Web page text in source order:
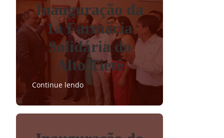
Inauguração da
1a Farmácia
Solidária do
Alto Tietê
Continue lendo